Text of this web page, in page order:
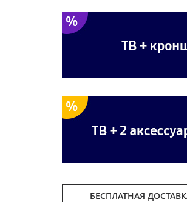
БЕСПЛАТНАЯ